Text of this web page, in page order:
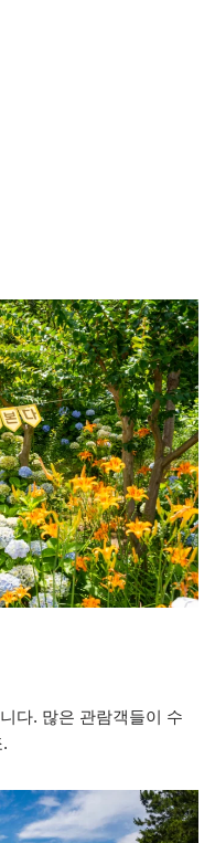
다. 많은 관람객들이 수